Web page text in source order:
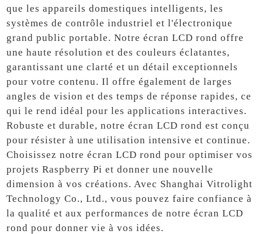
que les appareils domestiques intelligents, les
systèmes de contrôle industriel et l'électronique
grand public portable. Notre écran LCD rond offre
une haute résolution et des couleurs éclatantes,
garantissant une clarté et un détail exceptionnels
pour votre contenu. Il offre également de larges
angles de vision et des temps de réponse rapides, ce
qui le rend idéal pour les applications interactives.
Robuste et durable, notre écran LCD rond est conçu
pour résister à une utilisation intensive et continue.
Choisissez notre écran LCD rond pour optimiser vos
projets Raspberry Pi et donner une nouvelle
dimension à vos créations. Avec Shanghai Vitrolight
Technology Co., Ltd., vous pouvez faire confiance à
la qualité et aux performances de notre écran LCD
rond pour donner vie à vos idées.